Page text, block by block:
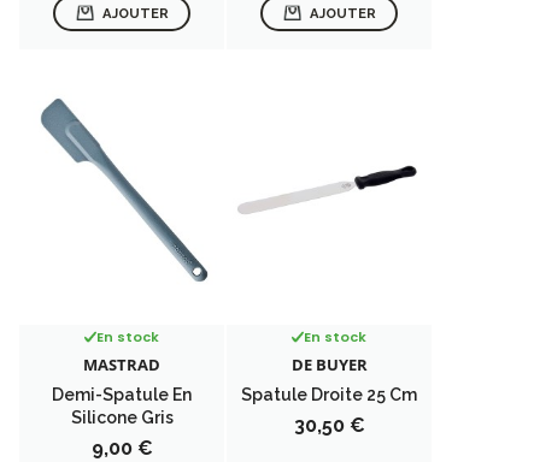
AJOUTER AJOUTER
En stock
MASTRAD
Demi-Spatule En
Silicone Gris
Prix
9,00 €
En stock
DE BUYER
Spatule Droite 25 Cm
Prix
30,50 €